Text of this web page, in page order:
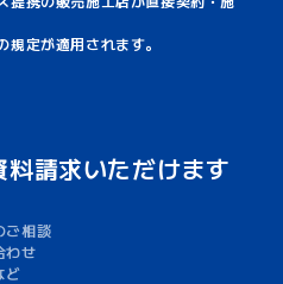
定が適用されます。
請求いただけます
ご相談
わせ
ど